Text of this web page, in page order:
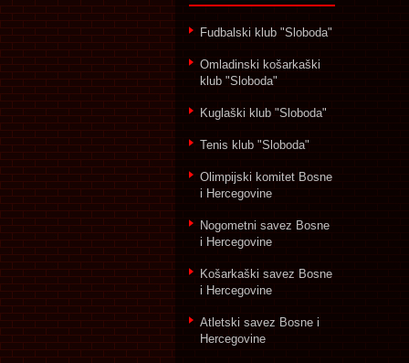
Fudbalski klub "Sloboda"
Omladinski košarkaški
klub "Sloboda"
Kuglaški klub "Sloboda"
Tenis klub "Sloboda"
Olimpijski komitet Bosne
i Hercegovine
Nogometni savez Bosne
i Hercegovine
Košarkaški savez Bosne
i Hercegovine
Atletski savez Bosne i
Hercegovine